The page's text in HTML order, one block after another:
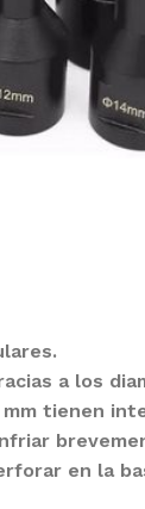
a los
tienen
en la